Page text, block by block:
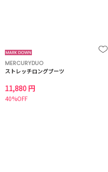
MERCURYDUO
ストレッチロングブーツ
11,880 円
40%OFF